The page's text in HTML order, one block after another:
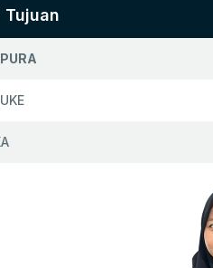
Tujuan